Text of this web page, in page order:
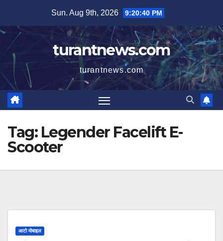
content
Sun. Aug 9th, 2026 9:20:41 PM
turantnews.com
turantnews.com
Tag: Legender Facelift E-
Scooter
आटो मोबाइल